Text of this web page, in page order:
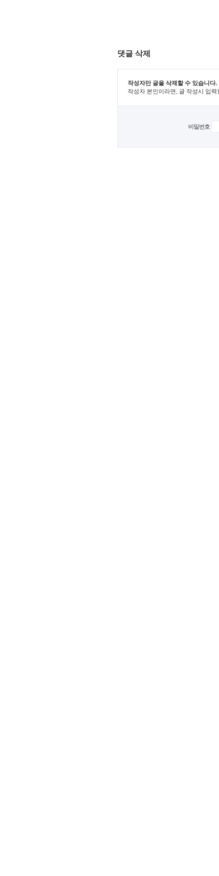
댓글 삭제
작성자만 글을 삭제할 수 있습니다.
작성자 본인이라면, 글 작성시 입
비밀번호